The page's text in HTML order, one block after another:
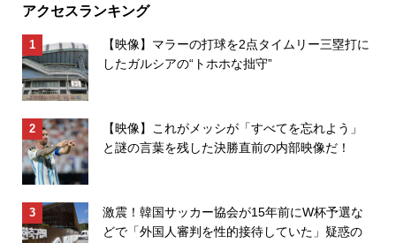
アクセスランキング
【映像】マラーの打球を2点タイムリー三塁打に
したガルシアの“トホホな拙守”
【映像】これがメッシが「すべてを忘れよう」
と謎の言葉を残した決勝直前の内部映像だ！
激震！韓国サッカー協会が15年前にW杯予選な
どで「外国人審判を性的接待していた」疑惑の